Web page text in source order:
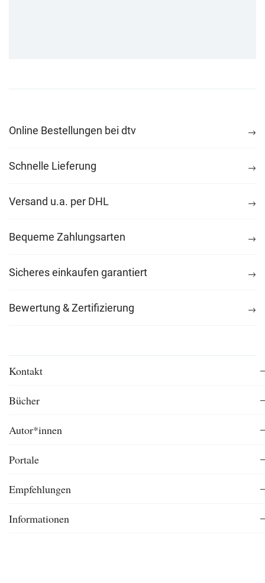
Online Bestellungen bei dtv
Schnelle Lieferung
Versand u.a. per DHL
Bequeme Zahlungsarten
Sicheres einkaufen garantiert
Bewertung & Zertifizierung
Kontakt
Bücher
Autor*innen
Portale
Empfehlungen
Informationen